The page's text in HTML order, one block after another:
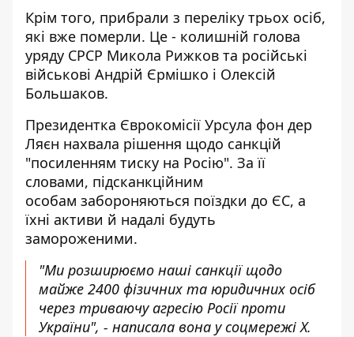
Крім того, прибрали з переліку трьох осіб,
які вже померли. Це - колишній голова
уряду СРСР Микола Рижков та російські
військові Андрій Єрмішко і Олексій
Большаков.
Президентка Єврокомісії Урсула фон дер
Ляєн нахвала рішення щодо санкцій
"посиленням тиску на Росію". За її
словами, підсканкційним
особам забороняються поїздки до ЄС, а
їхні активи й надалі будуть
замороженими.
"Ми розширюємо наші санкції щодо
майже 2400 фізичних та юридичних осіб
через триваючу агресію Росії проти
України", - написала вона у соцмережі X.